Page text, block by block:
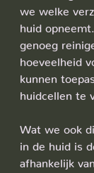
we welke
huid
genoeg
hoeveelheid
kunnen
huidcellen te
Wat we ook
in de huid is
afhankelijk